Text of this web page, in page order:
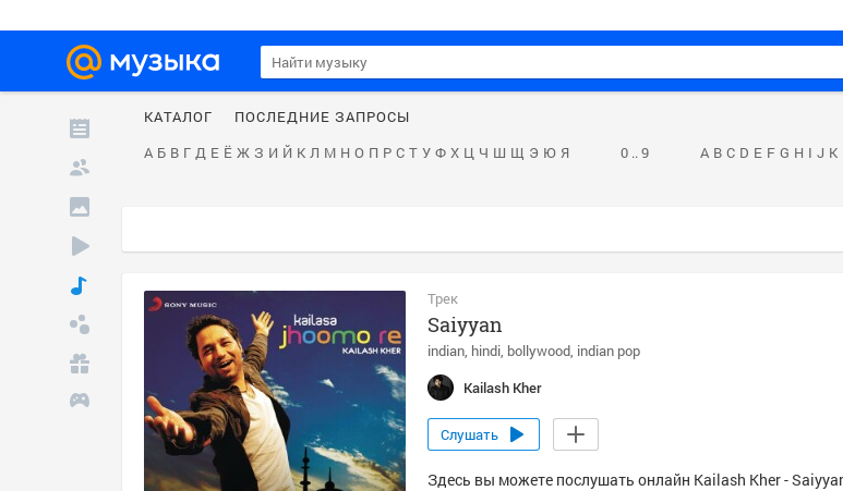
КАТАЛОГ
ПОСЛЕДНИЕ ЗАПРОСЫ
А Б В Г Д Е Ё Ж З И Й К Л М Н О П Р С Т У Ф Х Ц Ч Ш Щ Э Ю Я 0 .. 9 A B C D E F G H I J K
Трек
Saiyyan
indian hindi bollywood indian pop
Kailash Kher
Слушать
Здесь вы можете послушать онлайн Kailash Kher -